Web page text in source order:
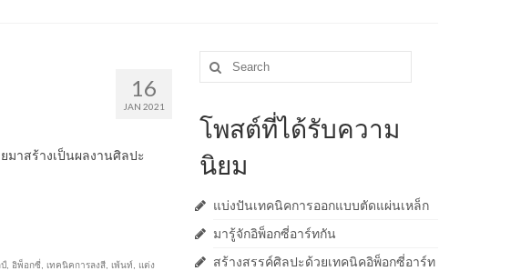
16
JAN 2021
มาสร้างเป็นผลงานศิลปะ
อิพ็อกซี่ เทคนิคการลงสี เพ้นท์
แต่ง
Search
for:
โพสต์ที่ได้รับความ
นิยม
แบ่งปันเทคนิคการออกแบบตัดแผ่นเหล็ก
มารู้จักอิพ็อกซี่อาร์ทกัน
สร้างสรรค์ศิลปะด้วยเทคนิคอิพ็อกซี่อาร์ท